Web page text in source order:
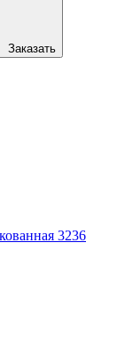
Заказать
3236